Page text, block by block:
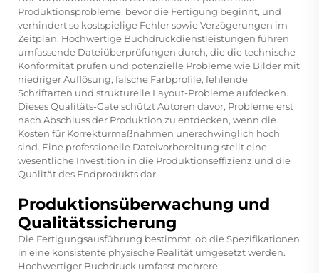
Produktionsprobleme, bevor die Fertigung beginnt, und
verhindert so kostspielige Fehler sowie Verzögerungen im
Zeitplan. Hochwertige Buchdruckdienstleistungen führen
umfassende Dateiüberprüfungen durch, die die technische
Konformität prüfen und potenzielle Probleme wie Bilder mit
niedriger Auflösung, falsche Farbprofile, fehlende
Schriftarten und strukturelle Layout-Probleme aufdecken.
Dieses Qualitäts-Gate schützt Autoren davor, Probleme erst
nach Abschluss der Produktion zu entdecken, wenn die
Kosten für Korrekturmaßnahmen unerschwinglich hoch
sind. Eine professionelle Dateivorbereitung stellt eine
wesentliche Investition in die Produktionseffizienz und die
Qualität des Endprodukts dar.
Produktionsüberwachung und
Qualitätssicherung
Die Fertigungsausführung bestimmt, ob die Spezifikationen
in eine konsistente physische Realität umgesetzt werden.
Hochwertiger Buchdruck umfasst mehrere